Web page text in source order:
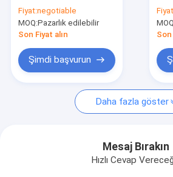
Haberler
Vakalar
BLDC Elektrik Motoru
Fırçasız DC Motor
42mm
Fiyat:negotiable
MOQ:Pazarlık edilebilir
Son Fiyat alın
Şimdi başvurun
Son
Daha fazla göster
Mesaj Bırakın
Hızlı Cevap